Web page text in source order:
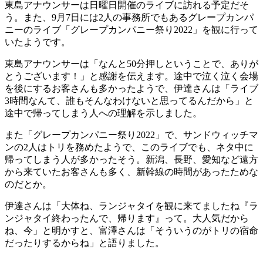
東島アナウンサーは日曜日開催のライブに訪れる予定だそ
う。また、9月7日には2人の事務所でもあるグレープカンパ
ニーのライブ「グレープカンパニー祭り2022」を観に行って
いたようです。
東島アナウンサーは「なんと50分押しということで、ありが
とうございます！」と感謝を伝えます。途中で泣く泣く会場
を後にするお客さんも多かったようで、伊達さんは「ライブ
3時間なんて、誰もそんなわけないと思ってるんだから」と
途中で帰ってしまう人への理解を示しました。
また「グレープカンパニー祭り2022」で、サンドウィッチマ
ンの2人はトリを務めたようで、このライブでも、ネタ中に
帰ってしまう人が多かったそう。新潟、長野、愛知など遠方
から来ていたお客さんも多く、新幹線の時間があったためな
のだとか。
伊達さんは「大体ね、ランジャタイを観に来てましたね『ラ
ンジャタイ終わったんで、帰ります』って。大人気だから
ね、今」と明かすと、富澤さんは「そういうのがトリの宿命
だったりするからね」と語りました。